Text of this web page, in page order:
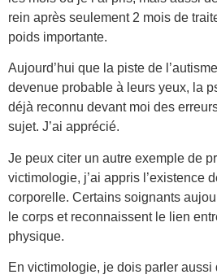
rein après seulement 2 mois de
poids importante.
Aujourd’hui que la piste de
devenue probable à leurs yeux, la
déjà reconnu devant moi des
sujet. J’ai apprécié.
Je peux citer un autre exemple de
victimologie, j’ai appris l’existence
corporelle. Certains soignants
le corps et reconnaissent le lien
physique.
En victimologie, je dois parler aussi